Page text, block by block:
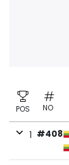
POS NO
1 #408